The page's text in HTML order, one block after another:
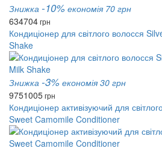
Знижка -10% економія 70 грн
634704грн
Кондиціонер для світлого волосся
Shake
Знижка -3% економія 30 грн
9751005грн
Кондиціонер активізуючий для
Sweet Camomile Conditioner